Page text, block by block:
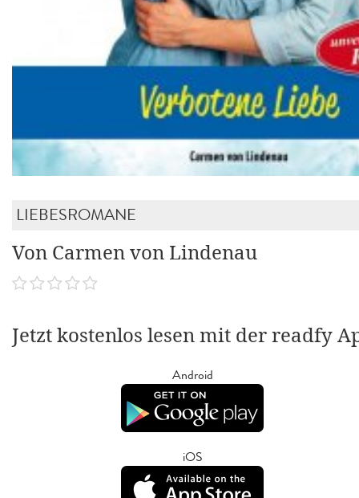
LIEBESROMANE
Von Carmen von Lindenau
Jetzt kostenlos lesen mit der readfy
Android
iOS